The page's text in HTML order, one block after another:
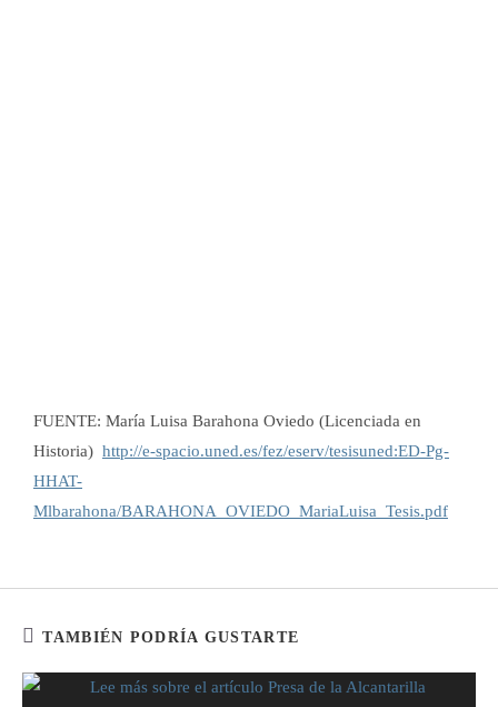
FUENTE: María Luisa Barahona Oviedo (Licenciada en
Historia) http://e-spacio.uned.es/fez/eserv/tesisuned:ED-Pg-
HHAT-
Mlbarahona/BARAHONA_OVIEDO_MariaLuisa_Tesis.pdf
TAMBIÉN PODRÍA GUSTARTE